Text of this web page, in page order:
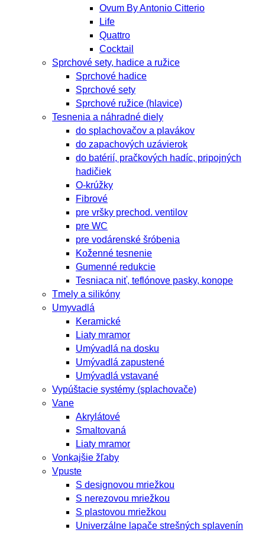
Ovum By Antonio Citterio
Life
Quattro
Cocktail
Sprchové sety, hadice a ružice
Sprchové hadice
Sprchové sety
Sprchové ružice (hlavice)
Tesnenia a náhradné diely
do splachovačov a plavákov
do zapachových uzávierok
do batérií, pračkových hadíc, pripojných
hadičiek
O-krúžky
Fibrové
pre vršky prechod. ventilov
pre WC
pre vodárenské šróbenia
Koženné tesnenie
Gumenné redukcie
Tesniaca niť, teflónove pasky, konope
Tmely a silikóny
Umyvadlá
Keramické
Liaty mramor
Umývadlá na dosku
Umývadlá zapustené
Umývadlá vstavané
Vypúštacie systémy (splachovače)
Vane
Akrylátové
Smaltovaná
Liaty mramor
Vonkajšie žľaby
Vpuste
S designovou mriežkou
S nerezovou mriežkou
S plastovou mriežkou
Univerzálne lapače strešných splavenín